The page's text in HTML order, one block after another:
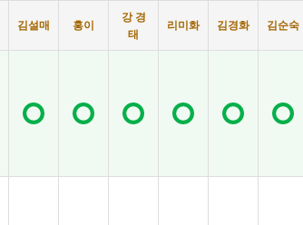
김설매 홍이
강 경
태
리미화 김경화 김순숙